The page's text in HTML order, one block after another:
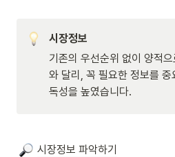
시장정보
기존의 우선순위 없이 양적
와 달리, 꼭 필요한 정보를
독성을 높였습니다.
시장정보 파악하기